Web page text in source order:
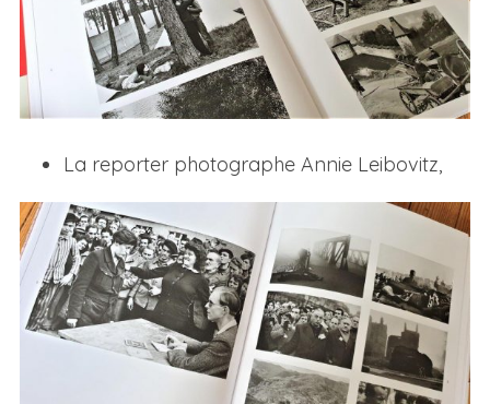
La reporter photographe Annie Leibovitz,